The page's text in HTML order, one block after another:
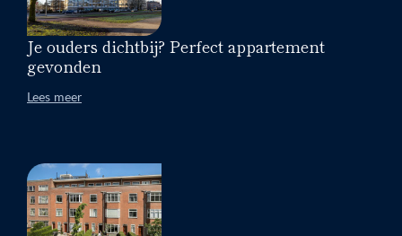
Je ouders dichtbij? Perfect appartement
gevonden
Lees meer